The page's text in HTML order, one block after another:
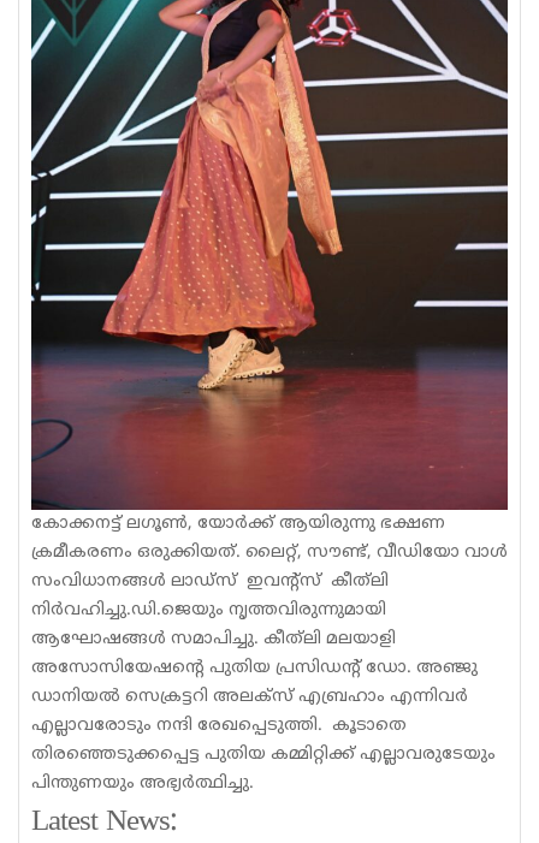
കോക്കനട്ട് ലഗൂൺ, യോർക്ക് ആയിരുന്നു ഭക്ഷണ
ക്രമീകരണം ഒരുക്കിയത്. ലൈറ്റ്, സൗണ്ട്, വീഡിയോ വാൾ
സംവിധാനങ്ങൾ ലാഡ്സ് ഇവന്റ്സ് കീത്‌ലി
നിർവഹിച്ചു.ഡി.ജെയും നൃത്തവിരുന്നുമായി
ആഘോഷങ്ങൾ സമാപിച്ചു. കീത്‌ലി മലയാളി
അസോസിയേഷന്റെ പുതിയ പ്രസിഡൻ്റ് ഡോ. അഞ്ജു
ഡാനിയൽ സെക്രട്ടറി അലക്സ് എബ്രഹാം എന്നിവർ
എല്ലാവരോടും നന്ദി രേഖപ്പെടുത്തി. കൂടാതെ
തിരഞ്ഞെടുക്കപ്പെട്ട പുതിയ കമ്മിറ്റിക്ക് എല്ലാവരുടേയും
പിന്തുണയും അഭ്യർത്ഥിച്ചു.
Latest News: